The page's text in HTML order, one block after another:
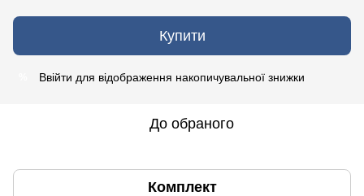
Купити
Ввійти для відображення накопичувальної знижки
До обраного
Комплект